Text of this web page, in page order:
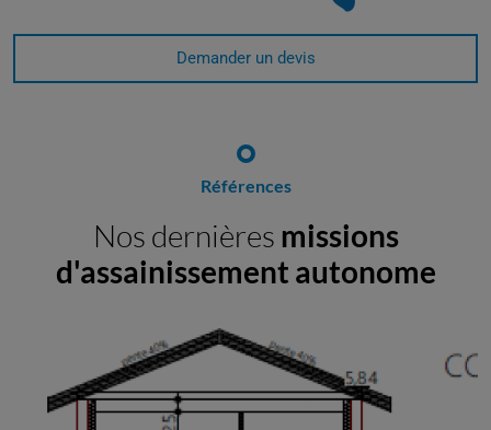
Demander un devis
Références
Nos dernières missions
d'assainissement autonome